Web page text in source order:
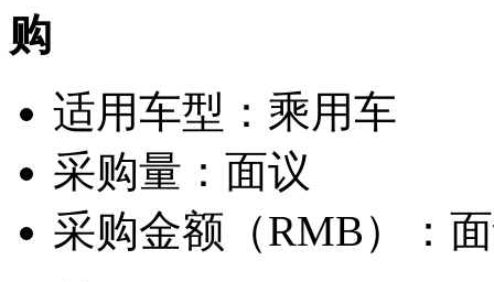
购
适用车型： 乘用车
采购量： 面议
采购金额（RMB）：